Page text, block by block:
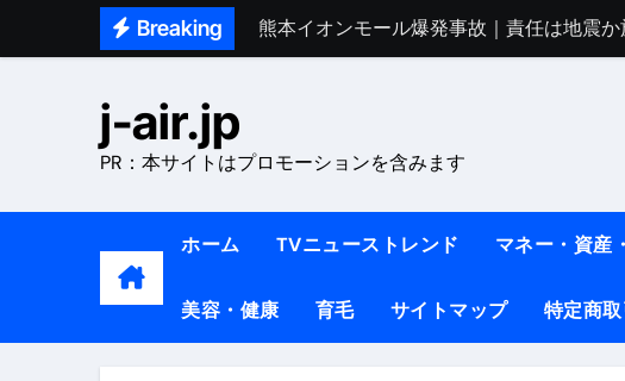
Breaking
熊本イオンモール爆発事故｜責任は地震
【医者が教える】本当に痩せる薬はコレ！
中町綾が2週間で3.5kg痩せた方法 #shots
【医者が解説】このふくらはぎ痩せ本当に
j-air.jp
PR：本サイトはプロモーションを含みます
ホーム TVニューストレンド マネー・資産
美容・健康 育毛 サイトマップ 特定商